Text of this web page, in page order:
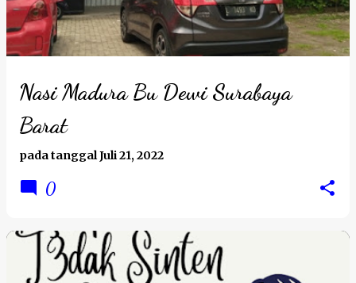
t
n
Nasi Madura Bu Dewi Surabaya
Barat
pada tanggalJuli 21, 2022
0